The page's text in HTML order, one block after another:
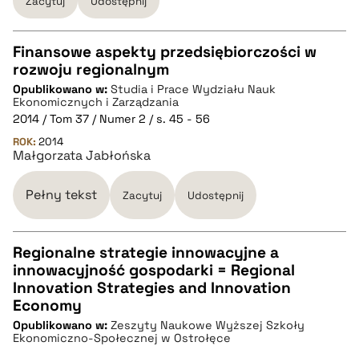
CZYSTY TEKST
pobierz cytat
BIBTEX
pobierz cytat
Finansowe aspekty przedsiębiorczości w
rozwoju regionalnym
Opublikowano w: Studia i Prace Wydziału Nauk
Ekonomicznych i Zarządzania
2014 / Tom 37 / Numer 2 / s. 45 - 56
ROK: 2014
Małgorzata Jabłońska
Pełny tekst Zacytuj Udostępnij
CZYSTY TEKST
pobierz cytat
Regionalne strategie innowacyjne a
innowacyjność gospodarki = Regional
Innovation Strategies and Innovation
Economy
Opublikowano w: Zeszyty Naukowe Wyższej Szkoły
Ekonomiczno-Społecznej w Ostrołęce